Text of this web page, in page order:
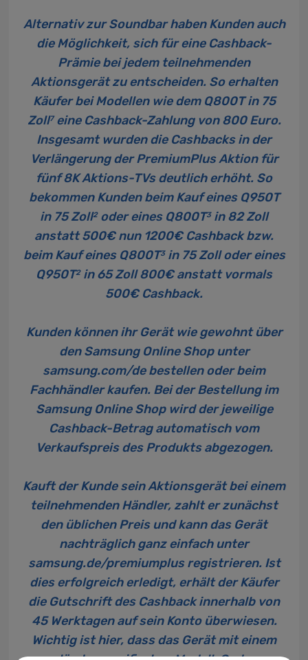
Alternativ zur Soundbar haben Kunden auch
die Möglichkeit, sich für eine Cashback-
Prämie bei jedem teilnehmenden
Aktionsgerät zu entscheiden. So erhalten
Käufer bei Modellen wie dem Q800T in 75
Zoll7eine Cashback-Zahlung von 800 Euro.
Insgesamt wurden die Cashbacks in der
Verlängerung der PremiumPlus Aktion für
fünf 8K Aktions-TVs deutlich erhöht. So
bekommen Kunden beim Kauf eines Q950T
in 75 Zoll2oder eines Q800T3in 82 Zoll
anstatt 500€ nun 1200€ Cashback bzw.
beim Kauf eines Q800T3in 75 Zoll oder eines
Q950T2in 65 Zoll 800€ anstatt vormals
500€ Cashback.
Kunden können ihr Gerät wie gewohnt über
den Samsung Online Shop unter
samsung.com/debestellen oder beim
Fachhändler kaufen. Bei der Bestellung im
Samsung Online Shop wird der jeweilige
Cashback-Betrag automatisch vom
Verkaufspreis des Produkts abgezogen.
Kauft der Kunde sein Aktionsgerät bei einem
teilnehmenden Händler, zahlt er zunächst
den üblichen Preis und kann das Gerät
nachträglich ganz einfach unter
samsung.de/premiumplusregistrieren. Ist
dies erfolgreich erledigt, erhält der Käufer
die Gutschrift des Cashback innerhalb von
45 Werktagen auf sein Konto überwiesen.
Wichtig ist hier, dass das Gerät mit einem